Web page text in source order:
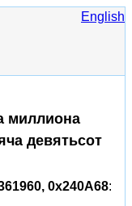
English
миллиона
девятьсот
0x240A68: